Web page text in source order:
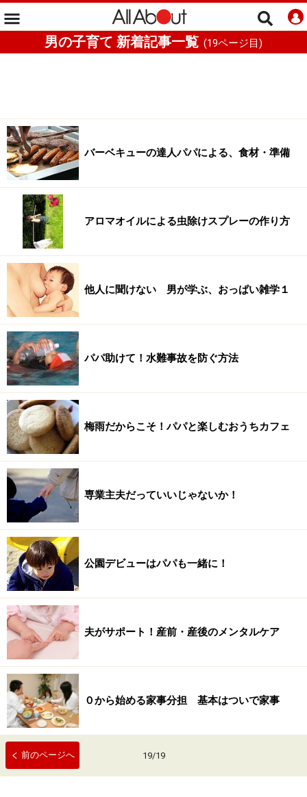
男の子育て 新着記事一覧 (19ページ目)
バーベキューの達人パパによる、食材・準備
アロマオイルによる虫除けスプレーの作り方
他人に聞けない 男が学ぶ、おっぱい雑学１
パパ助けて！水難事故を防ぐ方法
梅雨だからこそ！パパと楽しむおうちカフェ
専業主夫だっていいじゃないか！
公園デビューはパパも一緒に！
夫がサポート！産前・産後のメンタルケア
０から始める家事分担 基本はついで家事
前のページへ 19/19